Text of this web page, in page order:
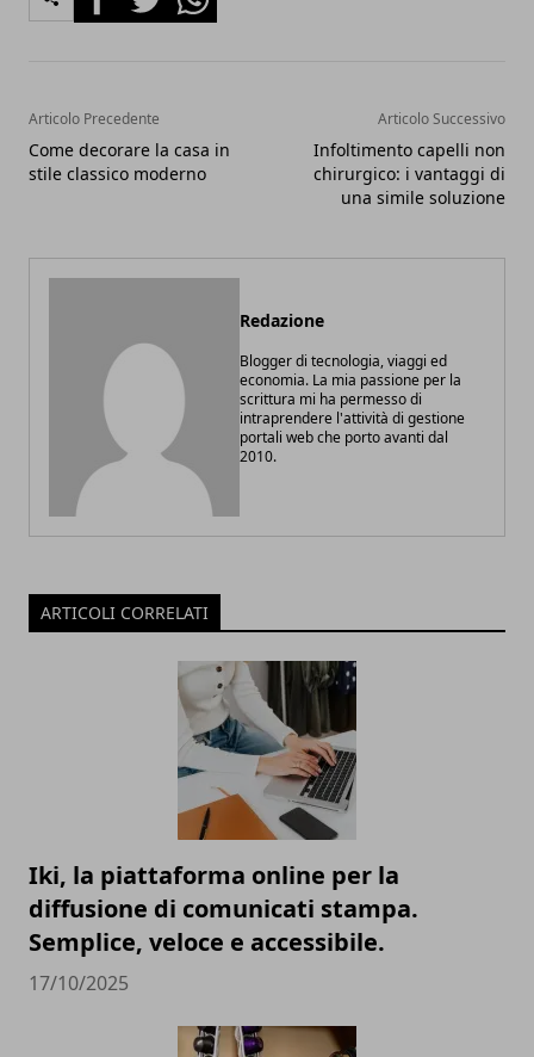
Articolo Precedente
Come decorare la casa in
stile classico moderno
Articolo Successivo
Infoltimento capelli non
chirurgico: i vantaggi di
una simile soluzione
Redazione
Blogger di tecnologia, viaggi ed
economia. La mia passione per la
scrittura mi ha permesso di
intraprendere l'attività di gestione
portali web che porto avanti dal
2010.
ARTICOLI CORRELATI
Iki, la piattaforma online per la
diffusione di comunicati stampa.
Semplice, veloce e accessibile.
17/10/2025